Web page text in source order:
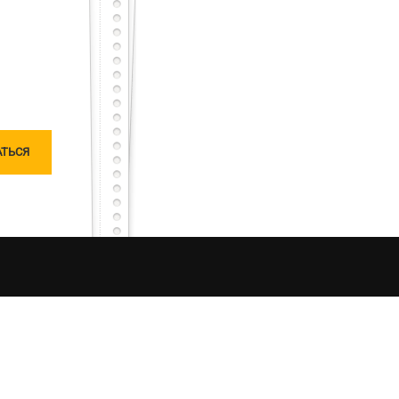
тест с первого раза – будет тебе честь
но не останешься наедине, мы исправим